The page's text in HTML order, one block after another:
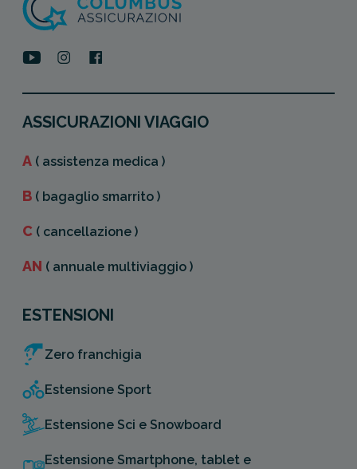
ASSICURAZIONI VIAGGIO
A ( assistenza medica )
B ( bagaglio smarrito )
C ( cancellazione )
AN ( annuale multiviaggio )
ESTENSIONI
Zero franchigia
Estensione Sport
Estensione Sci e Snowboard
Estensione Smartphone, tablet e